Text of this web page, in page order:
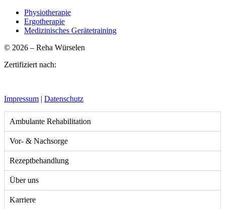
Physiotherapie
Ergotherapie
Medizinisches Gerätetraining
© 2026 – Reha Würselen
Zertifiziert nach:
Impressum | Datenschutz
Ambulante Rehabilitation
Vor- & Nachsorge
Rezeptbehandlung
Über uns
Karriere